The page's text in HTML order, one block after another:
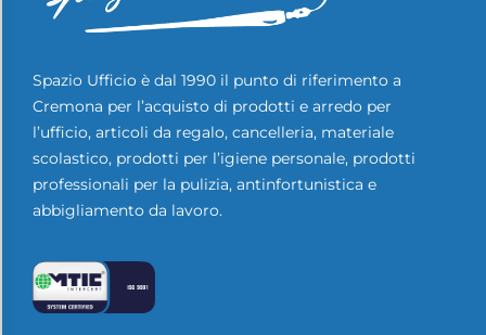
Spazio Ufficio è dal 1990 il punto di riferimento a
Cremona per l’acquisto di prodotti e arredo per
l’ufficio, articoli da regalo, cancelleria, materiale
scolastico, prodotti per l’igiene personale, prodotti
professionali per la pulizia, antinfortunistica e
abbigliamento da lavoro.